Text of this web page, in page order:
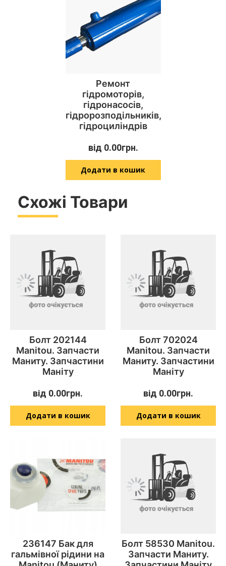
Ремонт
гідромоторів,
гідронасосів,
гідророзподільників,
гідроциліндрів
від 0.00грн.
Додати в кошик
Схожі Товари
Болт 202144
Manitou. Запчасти
Маниту. Запчастини
Маніту
від 0.00грн.
Додати в кошик
Болт 702024
Manitou. Запчасти
Маниту. Запчастини
Маніту
від 0.00грн.
Додати в кошик
236147 Бак для
гальмівної рідини на
Болт 58530 Manitou.
Запчасти Маниту.